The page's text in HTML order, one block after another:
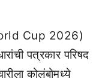
Cup 2026)
पत्रकार परिषद
कोलंबोमध्ये